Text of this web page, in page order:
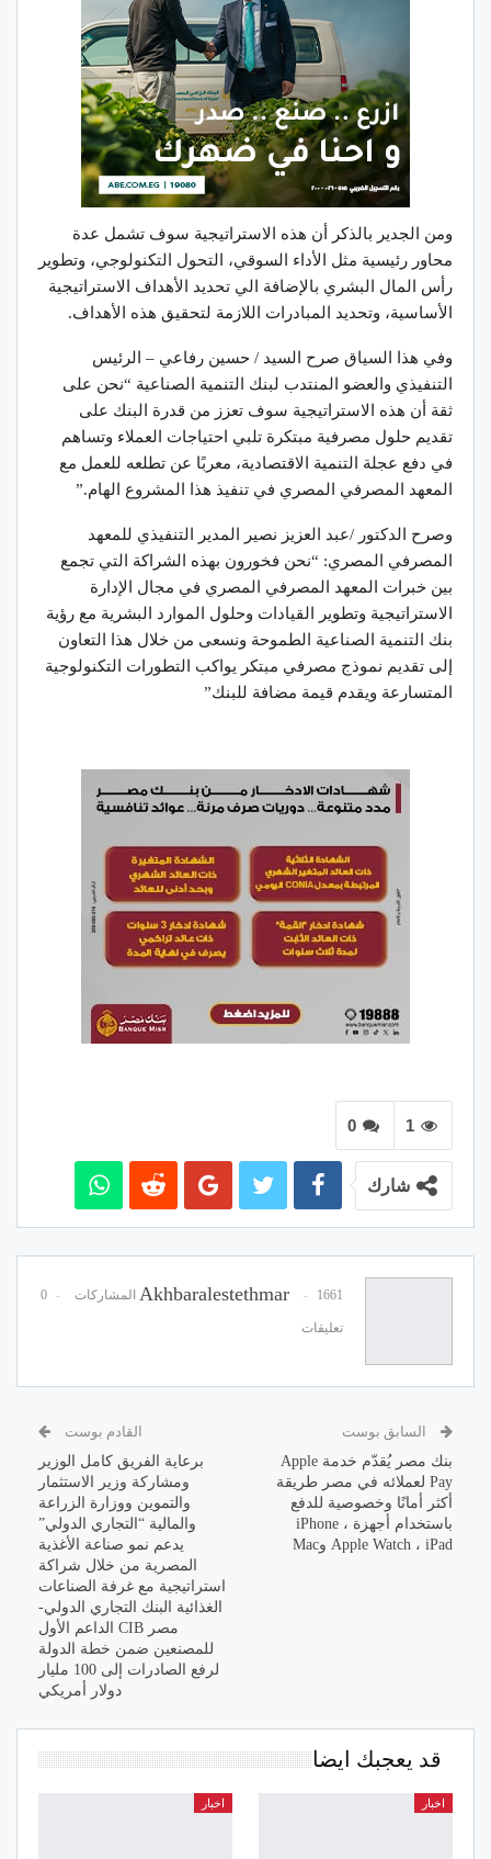
ومن الجدير بالذكر أن هذه الاستراتيجية سوف تشمل عدة
محاور رئيسية مثل الأداء السوقي، التحول التكنولوجي، وتطوير
رأس المال البشري بالإضافة الي تحديد الأهداف الاستراتيجية
الأساسية، وتحديد المبادرات اللازمة لتحقيق هذه الأهداف.
وفي هذا السياق صرح السيد / حسين رفاعي – الرئيس
التنفيذي والعضو المنتدب لبنك التنمية الصناعية “نحن على
ثقة أن هذه الاستراتيجية سوف تعزز من قدرة البنك على
تقديم حلول مصرفية مبتكرة تلبي احتياجات العملاء وتساهم
في دفع عجلة التنمية الاقتصادية، معربًا عن تطلعه للعمل مع
المعهد المصرفي المصري في تنفيذ هذا المشروع الهام.”
وصرح الدكتور /عبد العزيز نصير المدير التنفيذي للمعهد
المصرفي المصري: “نحن فخورون بهذه الشراكة التي تجمع
بين خبرات المعهد المصرفي المصري في مجال الإدارة
الاستراتيجية وتطوير القيادات وحلول الموارد البشرية مع رؤية
بنك التنمية الصناعية الطموحة ونسعى من خلال هذا التعاون
إلى تقديم نموذج مصرفي مبتكر يواكب التطورات التكنولوجية
المتسارعة ويقدم قيمة مضافة للبنك”
0 1
شارك
Akhbaralestethmar 1661 المشاركات 0
تعليقات
السابق بوست
بنك مصر يُقدّم خدمة Apple
Pay لعملائه في مصر طريقة
أكثر أمانًا وخصوصية للدفع
باستخدام أجهزة iPhone ،
Apple Watch ، iPad وMac
القادم بوست
برعاية الفريق كامل الوزير
ومشاركة وزير الاستثمار
والتموين ووزارة الزراعة
والمالية “التجاري الدولي”
يدعم نمو صناعة الأغذية
المصرية من خلال شراكة
استراتيجية مع غرفة الصناعات
الغذائية البنك التجاري الدولي-
مصر CIB الداعم الأول
للمصنعين ضمن خطة الدولة
لرفع الصادرات إلى 100 مليار
دولار أمريكي
قد يعجبك ايضا
اخبار اخبار